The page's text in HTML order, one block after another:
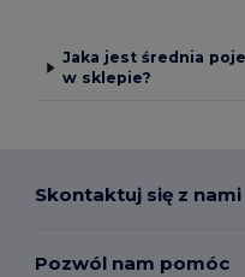
Jaka jest średnia
w sklepie?
Skontaktuj się z nami
Pozwól nam pomóc